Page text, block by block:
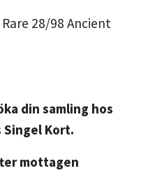
28/98 Ancient
din samling hos
Kort.
mottagen